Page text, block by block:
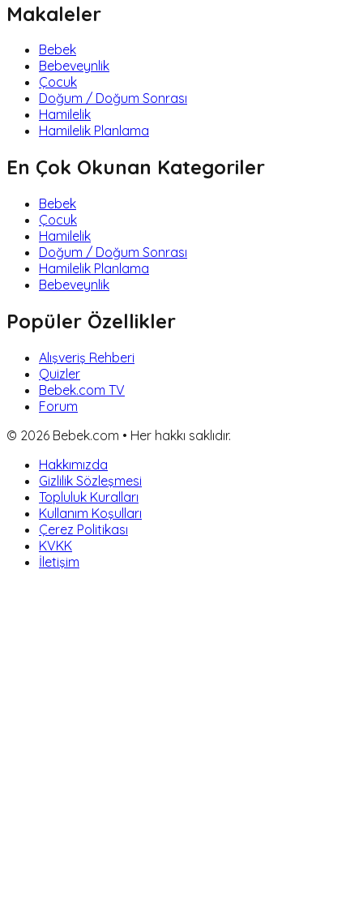
Makaleler
Bebek
Bebeveynlik
Çocuk
Doğum / Doğum Sonrası
Hamilelik
Hamilelik Planlama
En Çok Okunan Kategoriler
Bebek
Çocuk
Hamilelik
Doğum / Doğum Sonrası
Hamilelik Planlama
Bebeveynlik
Popüler Özellikler
Alışveriş Rehberi
Quizler
Bebek.com TV
Forum
© 2026 Bebek.com • Her hakkı saklıdır.
Hakkımızda
Gizlilik Sözleşmesi
Topluluk Kuralları
Kullanım Koşulları
Çerez Politikası
KVKK
İletişim